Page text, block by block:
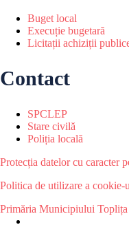
Buget local
Execuție bugetară
Licitații achiziții
Contact
SPCLEP
Stare civilă
Poliția locală
Protecția datelor cu caracter
Politica de utilizare a cookie-
Primăria Municipiului